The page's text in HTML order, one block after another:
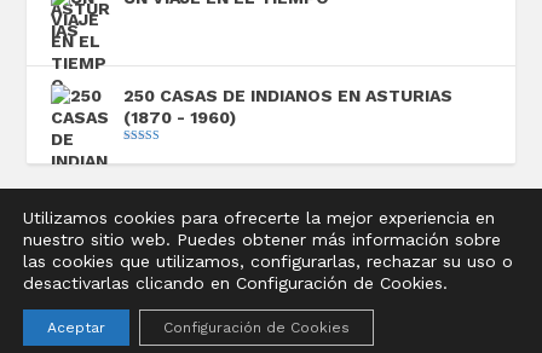
250 CASAS DE INDIANOS EN ASTURIAS
(1870 - 1960)
Diseñado porElegant Themes| Desarrollado por
WordPress
Aviso legal
Política de privacidad
Política de cookies
Condiciones de compra
Utilizamos cookies para ofrecerte la mejor experiencia en
nuestro sitio web. Puedes obtener más información sobre
las cookies que utilizamos, configurarlas, rechazar su uso o
desactivarlas clicando en Configuración de Cookies.
Aceptar Configuración de Cookies